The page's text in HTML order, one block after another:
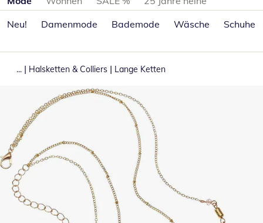
Neu!
Damenmode Bademode Wäsche Schuhe
... | Halsketten & Colliers | Lange Ketten